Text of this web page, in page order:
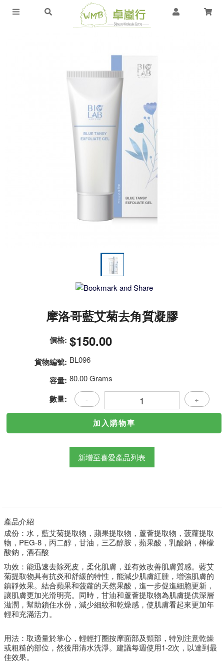
摩洛哥藍艾菊去角質凝膠
價格: $150.00
貨物編號: BL096
容量: 80.00 Grams
數量: - +
新增至喜愛產品列表
產品介紹
成份：水，藍艾菊提取物，蘋果提取物，蘆薈提取物，菠蘿提取
物，PEG-8，丙二醇，甘油，三乙醇胺，蘋果酸，乳酸鈉，檸檬
酸鈉，酒石酸
功效：能迅速去除死皮，柔化肌膚，並有效改善肌膚質感。藍艾
菊提取物具有抗炎和舒緩的特性，能減少肌膚紅腫，增強肌膚的
鎮靜效果。結合蘋果和菠蘿的天然果酸，進一步促進細胞更新，
讓肌膚更加光滑明亮。同時，甘油和蘆薈提取物為肌膚提供深層
滋潤，幫助鎖住水份，減少細紋和乾燥感，使肌膚看起來更加年
輕和充滿活力。
用法：取適量於掌心，輕輕打圈按摩面部及頸部，特別注意乾燥
或粗糙的部位，然後用清水洗淨。建議每週使用1-2次，以達到最
佳效果。